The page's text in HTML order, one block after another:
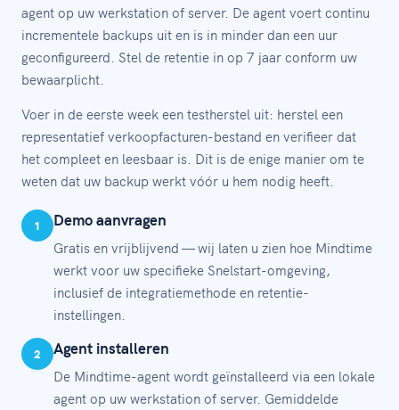
agent op uw werkstation of server. De agent voert continu
incrementele backups uit en is in minder dan een uur
geconfigureerd. Stel de retentie in op 7 jaar conform uw
bewaarplicht.
Voer in de eerste week een testherstel uit: herstel een
representatief verkoopfacturen-bestand en verifieer dat
het compleet en leesbaar is. Dit is de enige manier om te
weten dat uw backup werkt vóór u hem nodig heeft.
1 Demo aanvragen
Gratis en vrijblijvend — wij laten u zien hoe Mindtime
werkt voor uw specifieke Snelstart-omgeving,
inclusief de integratiemethode en retentie-
instellingen.
2 Agent installeren
De Mindtime-agent wordt geïnstalleerd via een lokale
agent op uw werkstation of server. Gemiddelde